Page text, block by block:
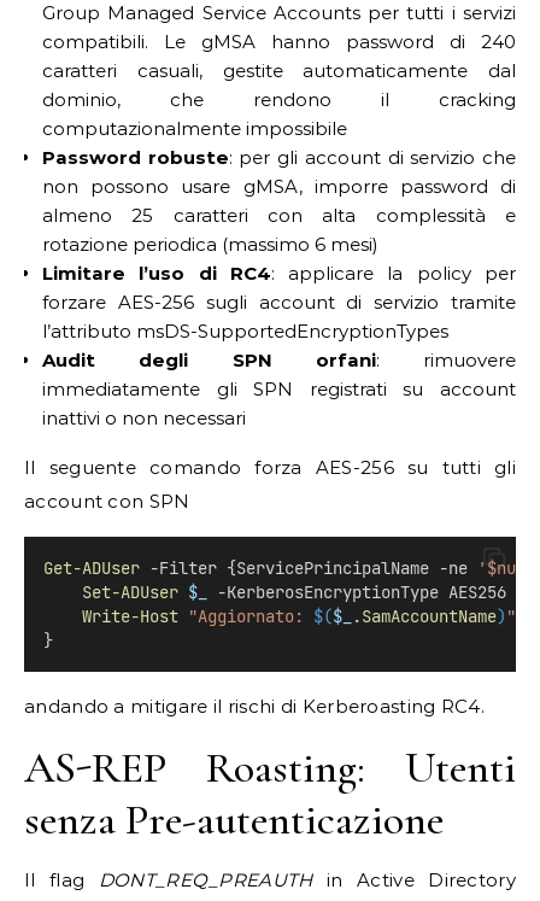
Group Managed Service Accounts per tutti i servizi
compatibili. Le gMSA hanno password di 240
caratteri casuali, gestite automaticamente dal
dominio, che rendono il cracking
computazionalmente impossibile
Password robuste: per gli account di servizio che
non possono usare gMSA, imporre password di
almeno 25 caratteri con alta complessità e
rotazione periodica (massimo 6 mesi)
Limitare l’uso di RC4: applicare la policy per
forzare AES-256 sugli account di servizio tramite
l’attributo msDS-SupportedEncryptionTypes
Audit degli SPN orfani: rimuovere
immediatamente gli SPN registrati su account
inattivi o non necessari
Il seguente comando forza AES-256 su tutti gli
account con SPN
Get-ADUser -Filter {ServicePrincipalName -ne
Set-ADUser $_
-KerberosEncryptionType AES256
Write-Host "Aggiornato: $($_ .SamAccountName) "
}
andando a mitigare il rischi di Kerberoasting RC4.
AS-REP Roasting: Utenti
senza Pre-autenticazione
Il flag DONT_REQ_PREAUTHin Active Directory